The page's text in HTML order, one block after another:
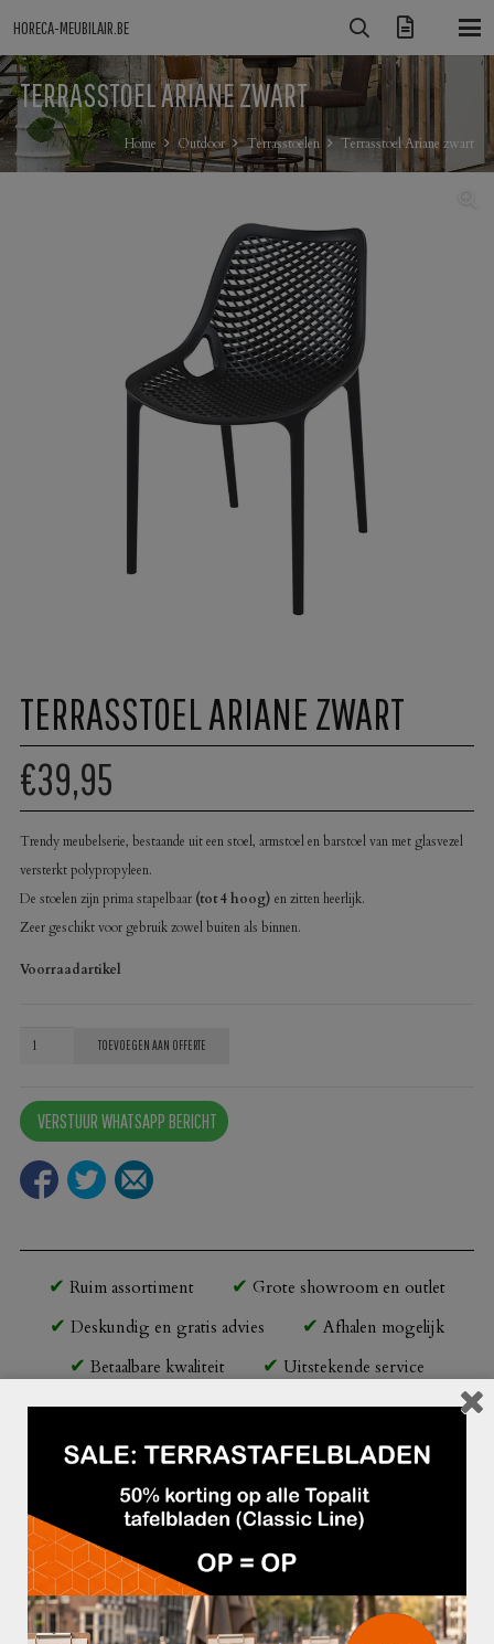
HORECA-MEUBILAIR.BE
TERRASSTOEL ARIANE ZWART
Home Outdoor Terrasstoelen Terrasstoel Ariane zwart
TERRASSTOEL ARIANE ZWART
€39,95
Trendy meubelserie, bestaande uit een stoel, armstoel en barstoel van met glasvezel
versterkt polypropyleen.
De stoelen zijn prima stapelbaar (tot 4 hoog) en zitten heerlijk.
Zeer geschikt voor gebruik zowel buiten als binnen.
Voorraadartikel
Terrasstoel
zwart
aantal
TOEVOEGEN AAN OFFERTE
VERSTUUR WHATSAPP BERICHT
Ruim assortiment
Grote showroom en outlet
Deskundig en gratis advies
Afhalen mogelijk
Betaalbare kwaliteit
Uitstekende service
Beschrijving
Totale hoogte: 82 cm
Zithoogte: 44 cm
BxD: 50×60 cm